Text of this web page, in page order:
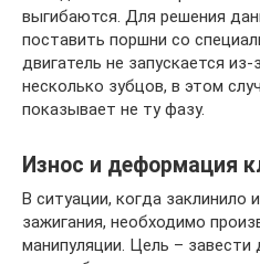
выгибаются. Для решения
поставить поршни со
двигатель не запускается
несколько зубцов, в этом
показывает не ту фазу.
Износ и деформация
В ситуации, когда заклинило
зажигания, необходимо
манипуляции. Цель – завести